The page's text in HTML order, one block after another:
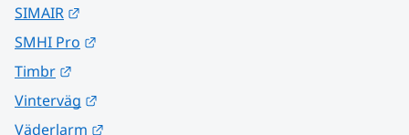
SIMAIR
SMHI Pro
Timbr
Vinterväg
Väderlarm